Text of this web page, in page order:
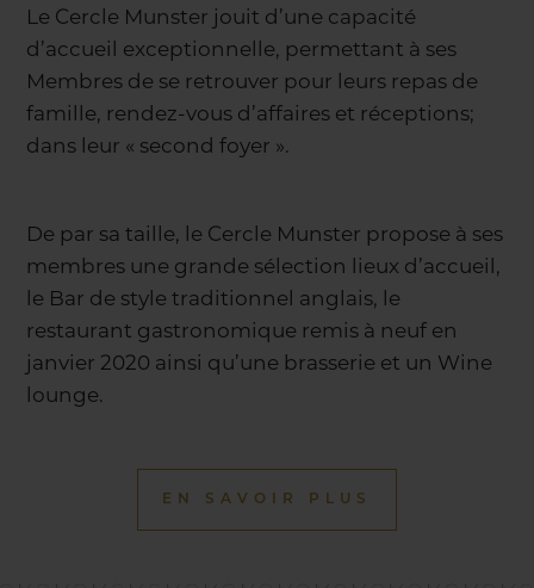
Le Cercle Munster jouit d’une capacité
d’accueil exceptionnelle, permettant à ses
Membres de se retrouver pour leurs repas de
famille, rendez-vous d’affaires et réceptions;
dans leur « second foyer ».
De par sa taille, le Cercle Munster propose à ses
membres une grande sélection lieux d’accueil,
le Bar de style traditionnel anglais, le
restaurant gastronomique remis à neuf en
janvier 2020 ainsi qu’une brasserie et un Wine
lounge.
EN SAVOIR PLUS